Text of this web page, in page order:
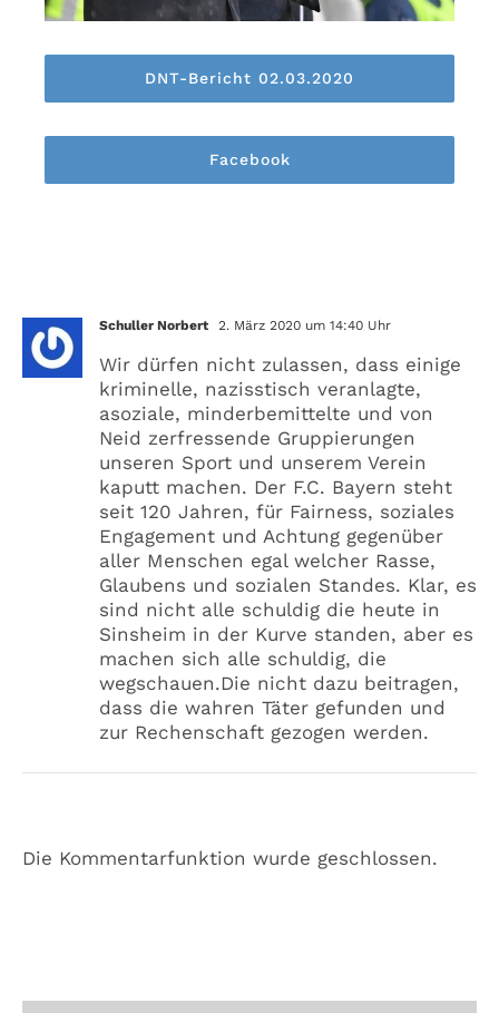
DNT-Bericht 02.03.2020
Facebook
Schuller Norbert 2. März 2020 um 14:40 Uhr
Wir dürfen nicht zulassen, dass einige
kriminelle, nazisstisch veranlagte,
asoziale, minderbemittelte und von
Neid zerfressende Gruppierungen
unseren Sport und unserem Verein
kaputt machen. Der F.C. Bayern steht
seit 120 Jahren, für Fairness, soziales
Engagement und Achtung gegenüber
aller Menschen egal welcher Rasse,
Glaubens und sozialen Standes. Klar, es
sind nicht alle schuldig die heute in
Sinsheim in der Kurve standen, aber es
machen sich alle schuldig, die
wegschauen.Die nicht dazu beitragen,
dass die wahren Täter gefunden und
zur Rechenschaft gezogen werden.
Die Kommentarfunktion wurde geschlossen.